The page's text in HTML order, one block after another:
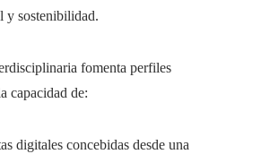
y sostenibilidad.
fomenta perfiles
capacidad de:
digitales concebidas desde una